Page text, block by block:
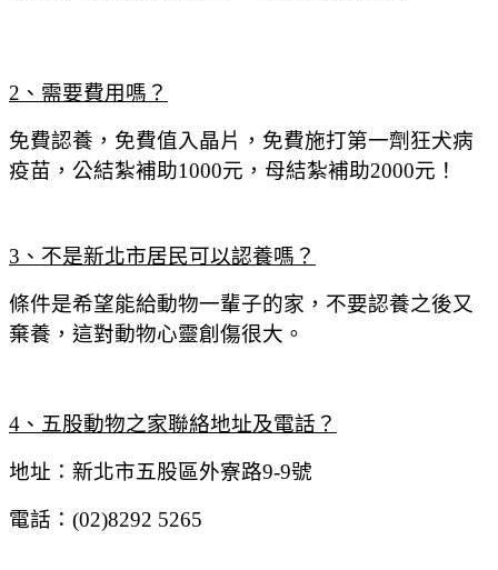
2 、需要費用嗎？
免費認養，免費值入晶片，免費施打第一劑狂犬病
疫苗，公結紮補助1000元，母結紮補助2000元！
3 、不是新北市居民可以認養嗎？
條件是希望能給動物一輩子的家，不要認養之後又
棄養，這對動物心靈創傷很大。
4 、五股動物之家聯絡地址及電話？
地址：新北市五股區外寮路9-9號
電話： (02)8292 5265